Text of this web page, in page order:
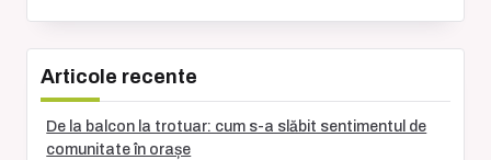
Articole recente
De la balcon la trotuar: cum s-a slăbit sentimentul de
comunitate în orașe